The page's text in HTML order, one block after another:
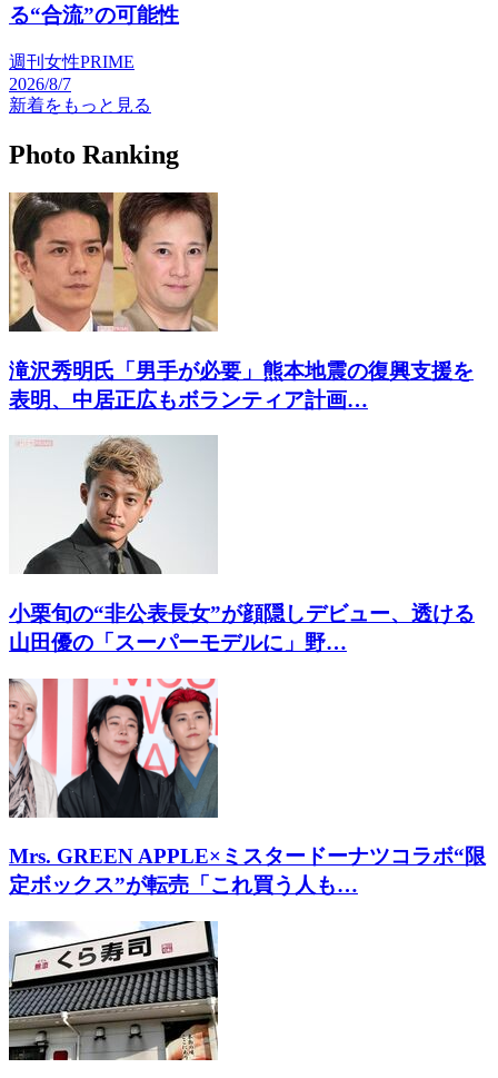
る“合流”の可能性
週刊女性PRIME
2026/8/7
新着をもっと見る
Photo Ranking
滝沢秀明氏「男手が必要」熊本地震の復興支援を
表明、中居正広もボランティア計画…
小栗旬の“非公表長女”が顔隠しデビュー、透ける
山田優の「スーパーモデルに」野…
Mrs. GREEN APPLE×ミスタードーナツコラボ“限
定ボックス”が転売「これ買う人も…